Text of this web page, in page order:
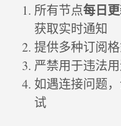
所有节点每日
获取实时通知
提供多种订阅
严禁用于违法
如遇连接问题
试